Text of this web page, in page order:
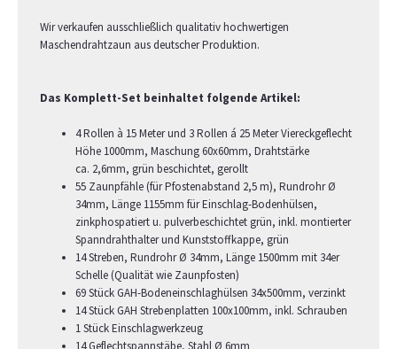
Wir verkaufen ausschließlich qualitativ hochwertigen
Maschendrahtzaun aus deutscher Produktion.
Das Komplett-Set beinhaltet folgende Artikel:
4 Rollen à 15 Meter und 3 Rollen á 25 Meter Viereckgeflecht
Höhe 1000mm, Maschung 60x60mm, Drahtstärke
ca. 2,6mm, grün beschichtet, gerollt
55 Zaunpfähle (für Pfostenabstand 2,5 m), Rundrohr Ø
34mm, Länge 1155mm für Einschlag-Bodenhülsen,
zinkphospatiert u. pulverbeschichtet grün, inkl. montierter
Spanndrahthalter und Kunststoffkappe, grün
14 Streben, Rundrohr Ø 34mm, Länge 1500mm mit 34er
Schelle (Qualität wie Zaunpfosten)
69 Stück GAH-Bodeneinschlaghülsen 34x500mm, verzinkt
14 Stück GAH Strebenplatten 100x100mm, inkl. Schrauben
1 Stück Einschlagwerkzeug
14 Geflechtspannstäbe, Stahl Ø 6mm